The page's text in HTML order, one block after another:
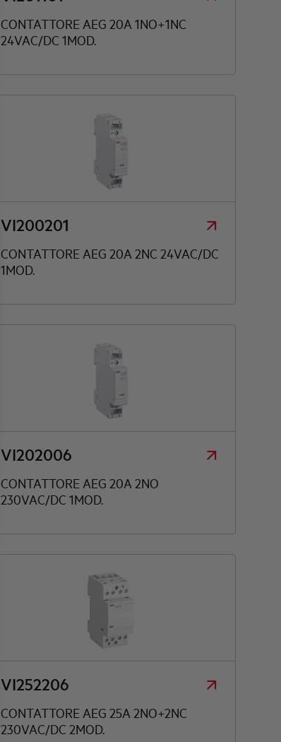
CONTATTORE AEG 20A 1NO+1NC
24VAC/DC 1MOD.
VI200201
CONTATTORE AEG 20A 2NC 24VAC/DC
1MOD.
VI202006
CONTATTORE AEG 20A 2NO
230VAC/DC 1MOD.
VI252206
CONTATTORE AEG 25A 2NO+2NC
230VAC/DC 2MOD.